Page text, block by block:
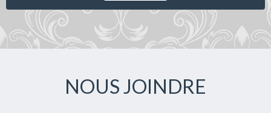
NOUS JOINDRE